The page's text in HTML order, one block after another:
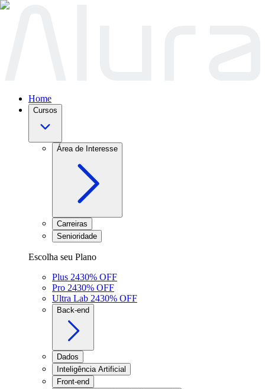
Home
Cursos
Área de Interesse
Carreiras
Senioridade
Escolha seu Plano
Plus 2430% OFF
Pro 2430% OFF
Ultra Lab 2430% OFF
Back-end
Dados
Inteligência Artificial
Front-end